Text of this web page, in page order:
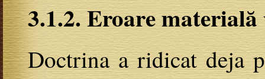
3.1.2. Eroare materială
Doctrina a ridicat deja